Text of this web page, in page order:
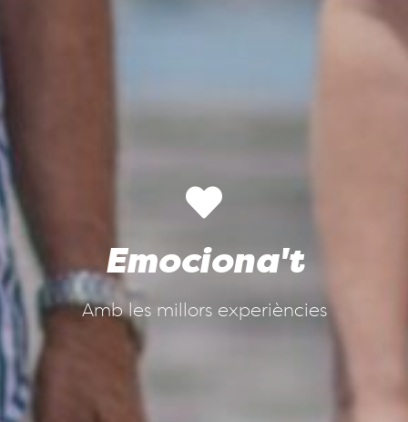
Emociona't
Amb les millors experiències